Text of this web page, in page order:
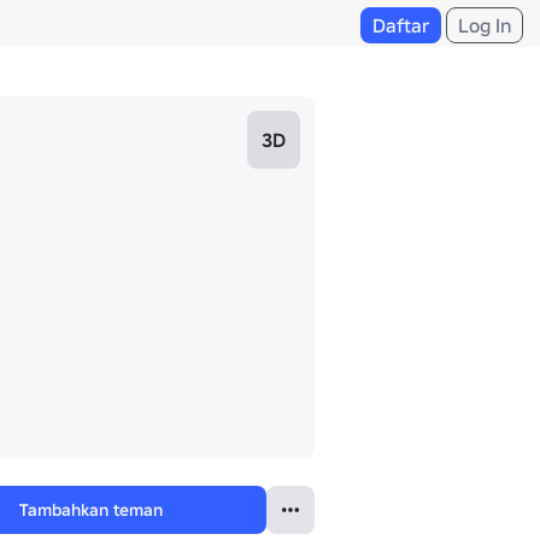
Daftar Log In
3D
Tambahkan teman